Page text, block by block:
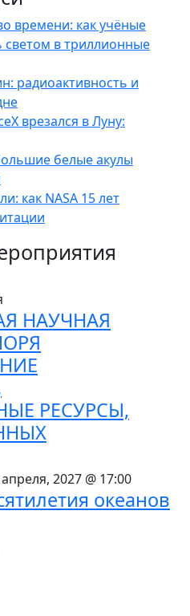
времени: как учёные
светом в триллионные
радиоактивность и
врезался в Луну:
белые акулы
как NASA 15 лет
НАУЧНАЯ
РЕСУРСЫ,
2027 @ 17:00
океанов